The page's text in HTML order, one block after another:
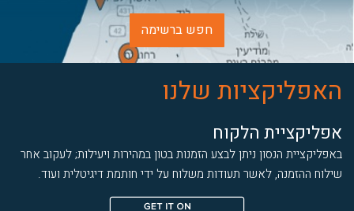
חפש ברשימה
האפליקציות שלנו
אפליקציית הלקוח
באפליקציית הנסון ניתן לבצע הזמנות בטון במהירות ויעילות; לעקוב אחר
שילוח ההזמנה, לאשר תעודות משלוח על ידי חותמת דיגיטלית ועוד.